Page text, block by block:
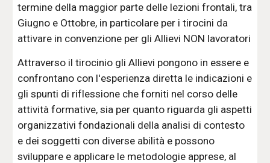
termine della maggior parte delle lezioni frontali, tra
Giugno e Ottobre, in particolare per i tirocini da
attivare in convenzione per gli Allievi NON lavoratori
Attraverso il tirocinio gli Allievi pongono in essere e
confrontano con l'esperienza diretta le indicazioni e
gli spunti di riflessione che forniti nel corso delle
attività formative, sia per quanto riguarda gli aspetti
organizzativi fondazionali della analisi di contesto
e dei soggetti con diverse abilità e possono
sviluppare e applicare le metodologie apprese, al